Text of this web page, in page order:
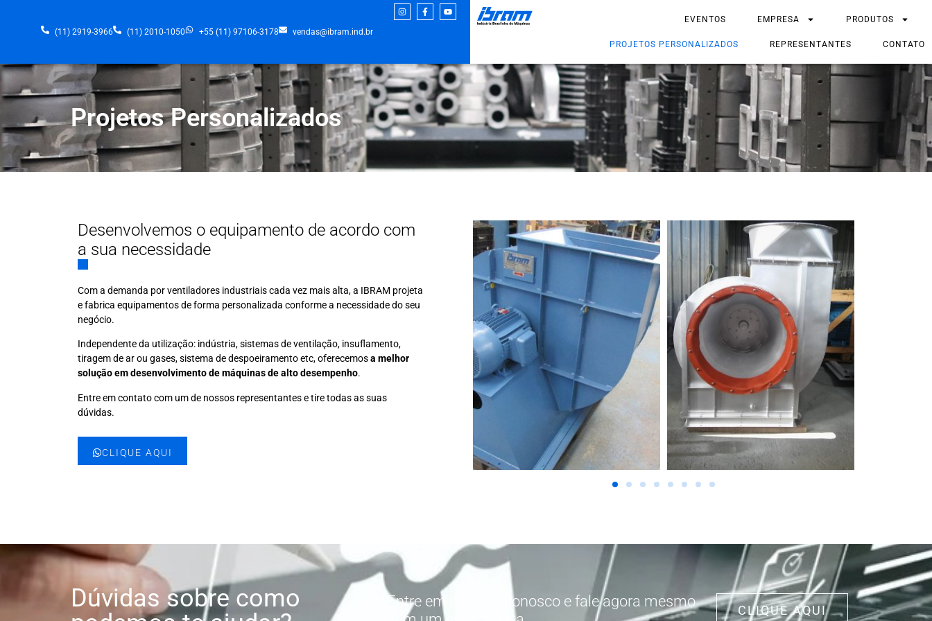
(11) 2919-3966 (11) 2010-1050 +55 (11) 97106-3178 vendas@ibram.ind.br
EVENTOS EMPRESA PRODUTOS
PROJETOS PERSONALIZADOS REPRESENTANTES CONTATO
Projetos Personalizados
Desenvolvemos o equipamento de acordo com
a sua necessidade
Com a demanda por ventiladores industriais cada vez mais alta, a IBRAM projeta
e fabrica equipamentos de forma personalizada conforme a necessidade do seu
negócio.
Independente da utilização: indústria, sistemas de ventilação, insuflamento,
tiragem de ar ou gases, sistema de despoeiramento etc, oferecemosa melhor
solução em desenvolvimento de máquinas de alto desempenho.
Entre em contato com um de nossos representantes e tire todas as suas
dúvidas.
CLIQUE AQUI
Dúvidas sobre como
Entre em contato conosco e fale agora mesmo
CLIQUE AQUI